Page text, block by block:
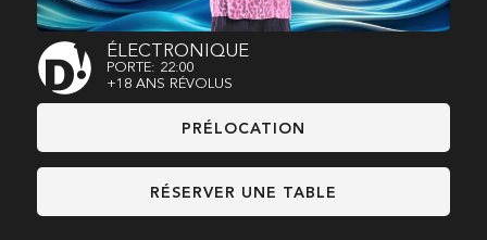
ÉLECTRONIQUE
PORTE: 22:00
+18 ANS RÉVOLUS
PRÉLOCATION
RÉSERVER UNE TABLE